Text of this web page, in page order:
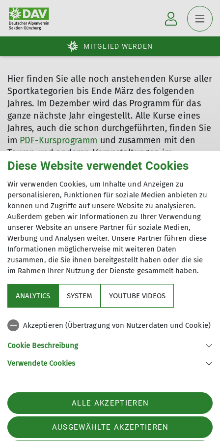
MITGLIED WERDEN
Hier finden Sie alle noch anstehenden Kurse aller
Sportkategorien bis Ende März des folgenden
Jahres. Im Dezember wird das Programm für das
ganze nächste Jahr eingestellt. Alle Kurse eines
Jahres, auch die schon durchgeführten, finden Sie
im PDF-Kursprogramm und zusammen mit den
Touren und anderen Veranstaltungen im
Gesamtprogramm.
Kurse des DAV Günzburg
Nützliche Links
Sektion Günzburg des Deutschen Alpenvereins e.V.
Telefon +4982219646199
Diese Website verwendet Cookies
Wir verwenden Cookies, um Inhalte und Anzeigen zu
personalisieren, Funktionen für soziale Medien anbieten zu
können und Zugriffe auf unsere Website zu analysieren.
Außerdem geben wir Informationen zu Ihrer Verwendung
unserer Website an unsere Partner für soziale Medien,
Werbung und Analysen weiter. Unsere Partner führen diese
Informationen möglicherweise mit weiteren Daten
zusammen, die Sie ihnen bereitgestellt haben oder die sie
im Rahmen Ihrer Nutzung der Dienste gesammelt haben.
ANALYTICS SYSTEM YOUTUBE VIDEOS
Akzeptieren (Übertragung von Nutzerdaten und Cookie)
Cookie Beschreibung
Verwendete Cookies
ALLE AKZEPTIEREN
AUSGEWÄHLTE AKZEPTIEREN